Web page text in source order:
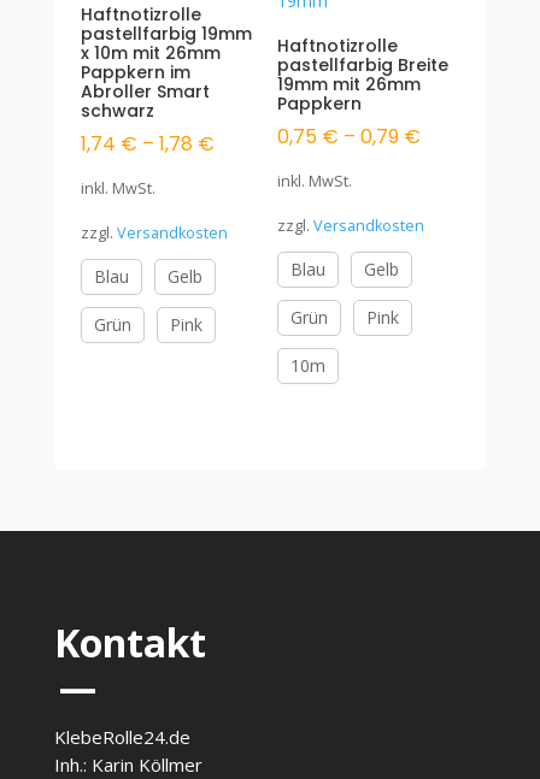
Haftnotizrolle
pastellfarbig 19mm
x 10m mit 26mm
Pappkern im
Abroller Smart
schwarz
1,74 € – 1,78 €
inkl. MwSt.
zzgl. Versandkosten
Blau Gelb
Grün Pink
Haftnotizrolle
pastellfarbig Breite
19mm mit 26mm
Pappkern
0,75 € –0,79 €
inkl. MwSt.
zzgl.Versandkosten
Blau Gelb
Grün Pink
10m
Kontakt
—
KlebeRolle24.de
Inh.: Karin Köllmer